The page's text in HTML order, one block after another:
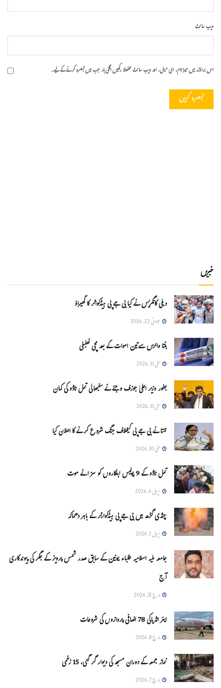
ویب‌ سائٹ
اس براؤزر میں میرا نام، ای میل، اور ویب سائٹ محفوظ رکھیں اگلی بار جب میں تبصرہ کرنے کےلیے۔
خبریں
دہلی کانگریس نے کیا بی جے پی ہیڈکواٹر کا گھیراؤ
جولائی 22, 2026
ہنتا وائرس سےتین اموات کے بعد مچی کھلبلی
مئی 11, 2026
بطور وزیر اعلیٰ جوزف وجئے نے سنبھالی تمل ناڈو کی کمان
مئی 11, 2026
ممتا نے بی جے پی کیخلاف جنگ شروع کرنے کا اعلان کیا
مئی 10, 2026
تمل ناڈو کے 9 پولیس اہلکاروں کو سزائے موت
اپریل 6, 2026
چنڈی گڑھ میں بی جے پی ہیڈکوارٹر کے باہر دھماکہ
اپریل 1, 2026
جامعہ ملیہ اسلامیہ طلباء یونین کے سابق صدر شمس پرویز کے جگر کی پیوندکاری
آج
مارچ 31, 2026
ایئر انڈیاکی 78 اضافی پروازوں کی شروعات
مارچ 8, 2026
نماز جمعہ کے دوران مسجد کی دیوار گر گئی، 15 زخمی
مارچ 7, 2026